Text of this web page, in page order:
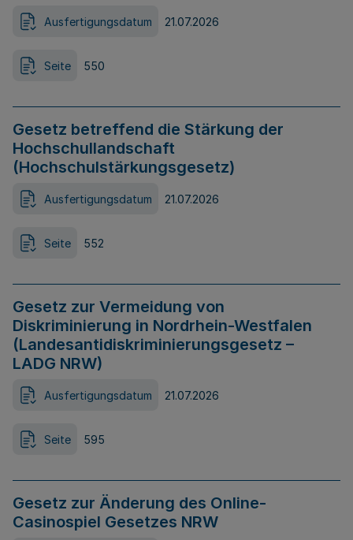
Ausfertigungsdatum 21.07.2026
Seite 550
Gesetz betreffend die Stärkung der
Hochschullandschaft
(Hochschulstärkungsgesetz)
Ausfertigungsdatum 21.07.2026
Seite 552
Gesetz zur Vermeidung von
Diskriminierung in Nordrhein-Westfalen
(Landesantidiskriminierungsgesetz –
LADG NRW)
Ausfertigungsdatum 21.07.2026
Seite 595
Gesetz zur Änderung des Online-
Casinospiel Gesetzes NRW